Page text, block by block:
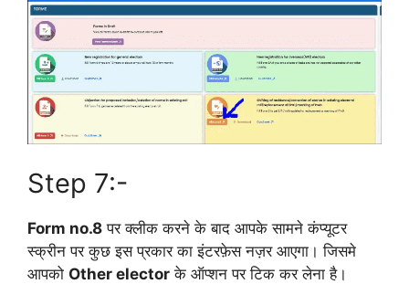
Step 7:-
Form no.8 पर क्लीक करने के बाद आपके सामने कंप्यूटर
स्क्रीन पर कुछ इस प्रकार का इंटरफ़ेस नज़र आएगा। जिसमे
आपको Other elector के ऑप्शन पर टिक कर लेना है।